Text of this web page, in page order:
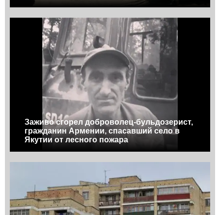
Заживо сгорел доброволец-бульдозерист,
гражданин Армении, спасавший село в
Якутии от лесного пожара